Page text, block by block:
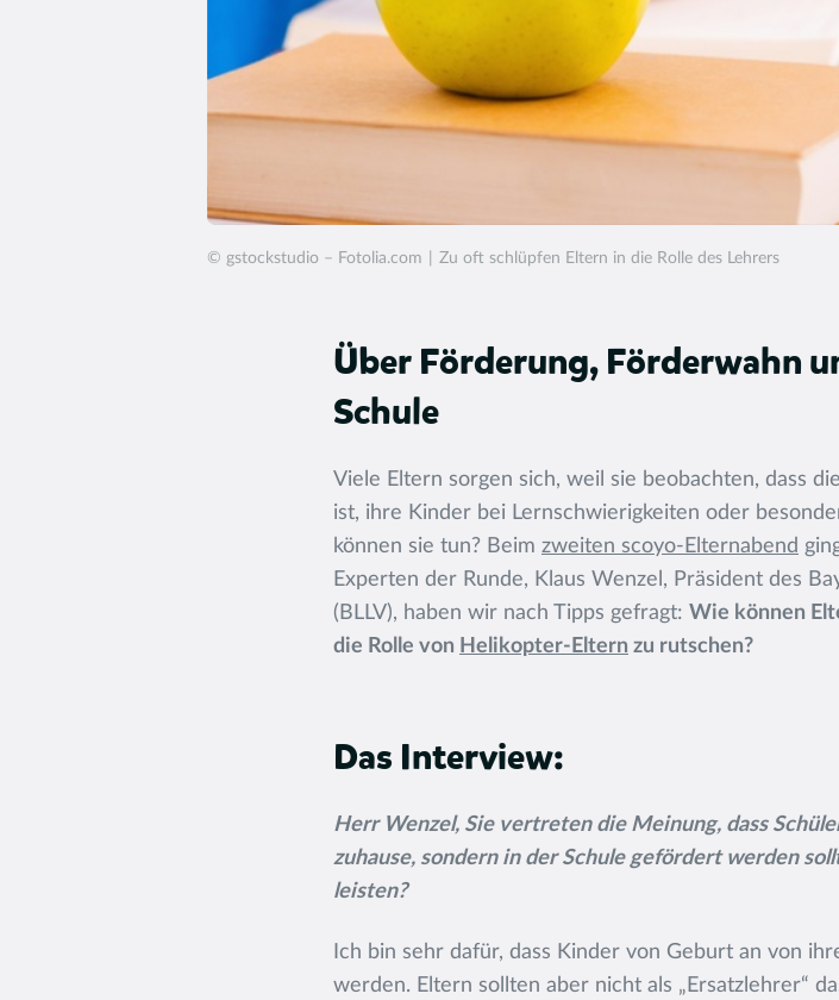
© gstockstudio – Fotolia.com Zu oft schlüpfen Eltern in die Rolle des Lehrers
Über Förderung, Förderwahn
Schule
Viele Eltern sorgen sich, weil sie beobachten, dass
ist, ihre Kinder bei Lernschwierigkeiten oder
können sie tun? Beim zweiten scoyo-Elternabend
Experten der Runde, Klaus Wenzel, Präsident des
(BLLV), haben wir nach Tipps gefragt: Wie können
die Rolle von Helikopter-Eltern zu rutschen?
Das Interview:
Herr Wenzel, Sie vertreten die Meinung, dass
zuhause, sondern in der Schule gefördert werden
leisten?
Ich bin sehr dafür, dass Kinder von Geburt an von
werden. Eltern sollten aber nicht als „Ersatzlehrer“